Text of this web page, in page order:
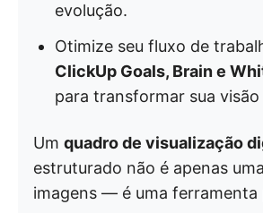
evolução.
Otimize seu fluxo de
ClickUp Goals, Brain e
para transformar sua visão
Um quadro de visualização
estruturado não é apenas
imagens — é uma ferramenta